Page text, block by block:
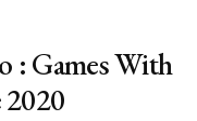
: Games With